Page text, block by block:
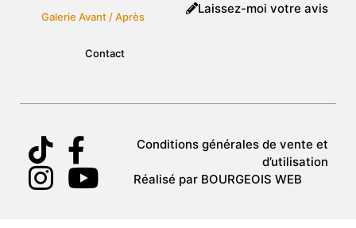
Galerie Avant / Après
Contact
Laissez-moi votre avis
Conditions générales de vente et
d’utilisation
Réalisé par BOURGEOIS WEB